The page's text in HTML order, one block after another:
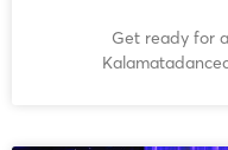
Get ready for